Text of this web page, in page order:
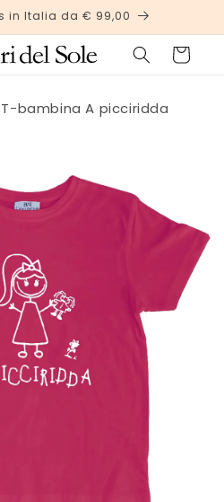
in Italia da € 99,00
Carrello
T-bambina A picciridda